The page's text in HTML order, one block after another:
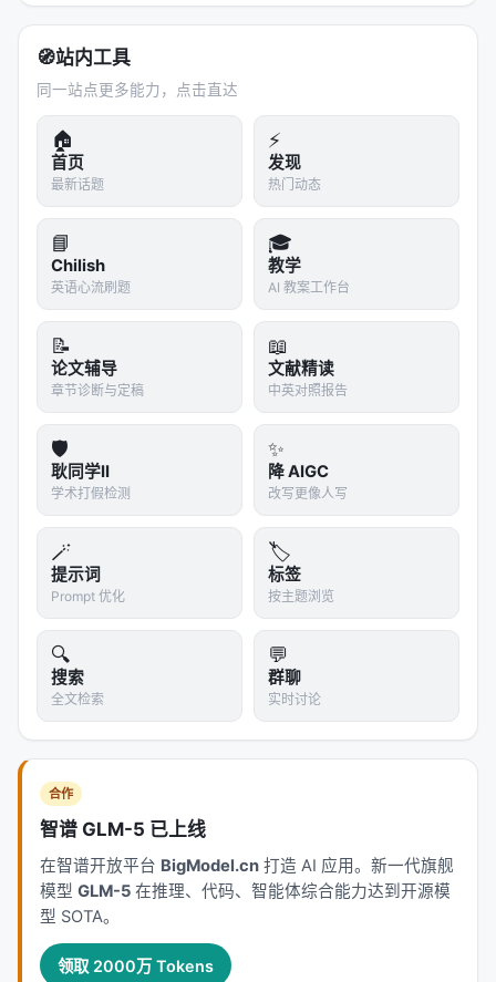
---
🔍 团队共享：图谱即 JSON
# 提交图谱，队友跳过分析管道
git add .understand-anything/
大型图谱（10MB+）：用 git-lfs 跟踪
>Commit it once, and teammates skip the
pipeline.
---
💡 我的判断
可信度：极高。43K+ Stars，14 平台支持，活跃的社
区（Discord + YouTube 教程）。
局限性
：Python/JS 的动态 import
或 eval() 难以静态分析，运行时依赖可能遗漏 2.
型 monorepo：500 万行以上的项目即使优化也可能
码库的语义标注可能花费 $5-20，增量更新可以缓解
4.框架魔法
conventions 等隐式关系可能捕获不到 5.
度：Python/JS/Java/Go/C#/Ruby 强；C/C++/Rust
部分；Scala/Haskell 有限
impress.
🧭站内工具
同一站点更多能力，点击直达
🏠
首页
最新话题
⚡
发现
热门动态
📘
Chilish
英语心流刷题
🎓
教学
AI 教案工作台
📝
论文辅导
章节诊断与定稿
📖
文献精读
中英对照报告
🛡️
耿同学II
学术打假检测
✨
降 AIGC
改写更像人写
🪄
提示词
Prompt 优化
🏷️
标签
按主题浏览
🔍
搜索
全文检索
💬
群聊
实时讨论
合作
智谱 GLM-5 已上线
在智谱开放平台 BigModel.cn 打造 AI 应用。新一代旗舰
模型 GLM-5 在推理、代码、智能体综合能力达到开源模
型 SOTA。
领取 2000万 Tokens